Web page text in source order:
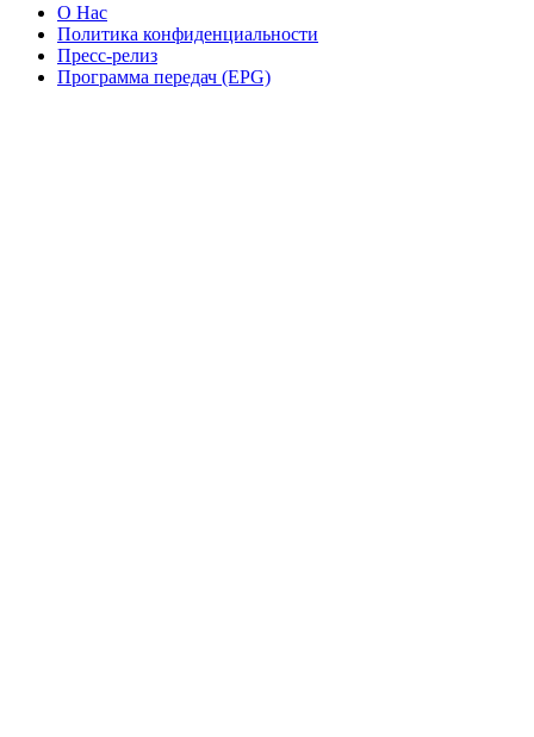
О Нас
Политика конфиденциальности
Пресс-релиз
Программа передач (EPG)